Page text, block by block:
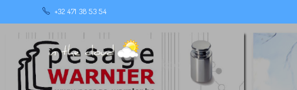
+32 471 38 53 54